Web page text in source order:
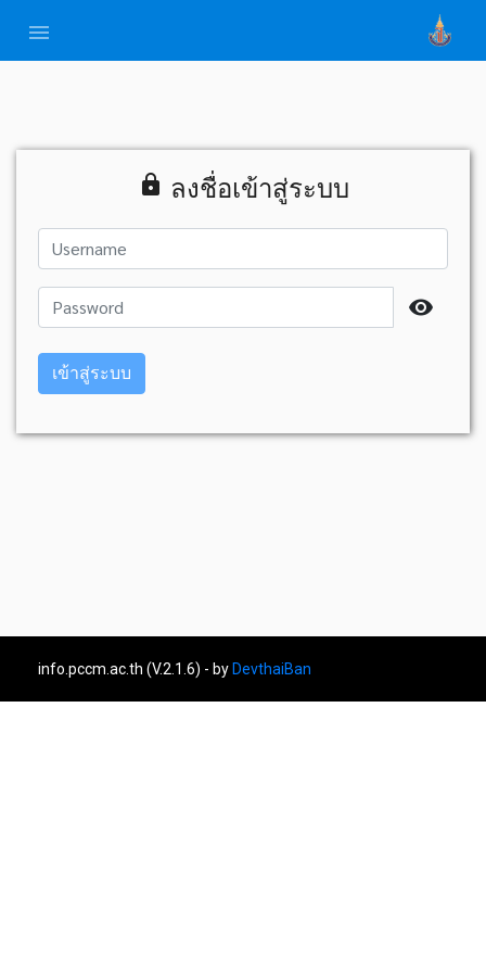
menu
lock ลงชื่อเข้าสู่ระบบ
visibility
เข้าสู่ระบบ
info.pccm.ac.th (V.2.1.6) - by DevthaiBan